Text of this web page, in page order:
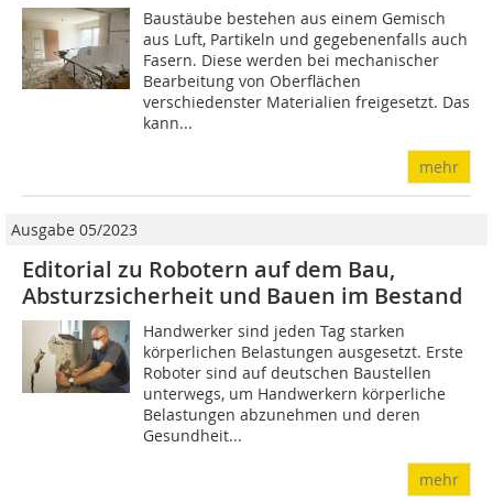
Baustäube bestehen aus einem Gemisch
aus Luft, Partikeln und gegebenenfalls auch
Fasern. Diese werden bei mechanischer
Bearbeitung von Oberflächen
verschiedenster Materialien freigesetzt. Das
kann...
mehr
Ausgabe 05/2023
Editorial zu Robotern auf dem Bau,
Absturzsicherheit und Bauen im Bestand
Handwerker sind jeden Tag starken
körperlichen Belastungen ausgesetzt. Erste
Roboter sind auf deutschen Baustellen
unterwegs, um Handwerkern körperliche
Belastungen abzunehmen und deren
Gesundheit...
mehr